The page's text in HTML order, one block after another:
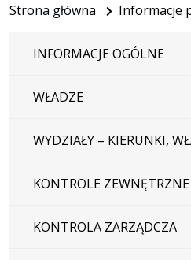
Strona główna Informacje
INFORMACJE OGÓLNE
WŁADZE
WYDZIAŁY – KIERUNKI,
KONTROLE ZEWNĘTRZNE
KONTROLA ZARZĄDCZA